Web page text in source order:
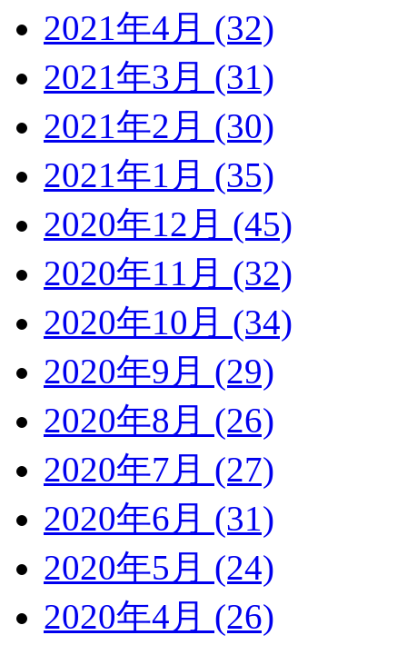
2021年4月 (32)
2021年3月 (31)
2021年2月 (30)
2021年1月 (35)
2020年12月 (45)
2020年11月 (32)
2020年10月 (34)
2020年9月 (29)
2020年8月 (26)
2020年7月 (27)
2020年6月 (31)
2020年5月 (24)
2020年4月 (26)